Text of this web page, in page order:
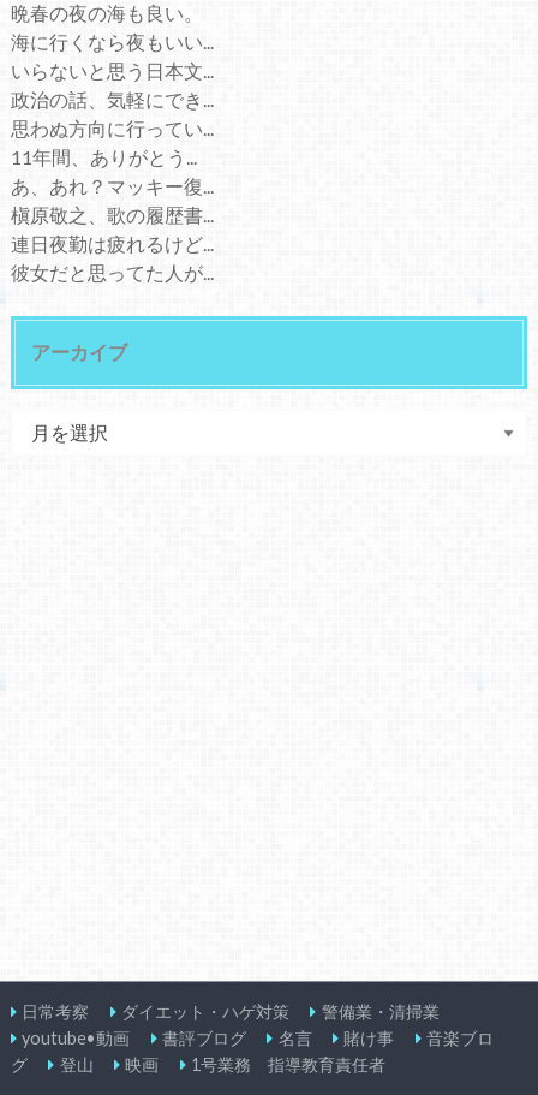
晩春の夜の海も良い。
海に行くなら夜もいい...
いらないと思う日本文...
政治の話、気軽にでき...
思わぬ方向に行ってい...
11年間、ありがとう...
あ、あれ？マッキー復...
槇原敬之、歌の履歴書...
連日夜勤は疲れるけど...
彼女だと思ってた人が...
アーカイブ
日常考察 ダイエット・ハゲ対策
警備業・清掃業
youtube•動画
書評ブログ 名言 賭け事
音楽ブロ
グ
登山 映画 1号業務 指導教育責任者